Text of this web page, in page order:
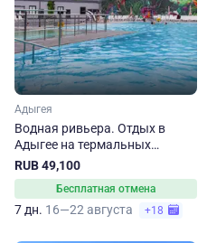
Адыгея
Водная ривьера. Отдых в
Адыгее на термальных
источниках
RUB 49,100
Бесплатная отмена
7 дн. 16—22 августа +18